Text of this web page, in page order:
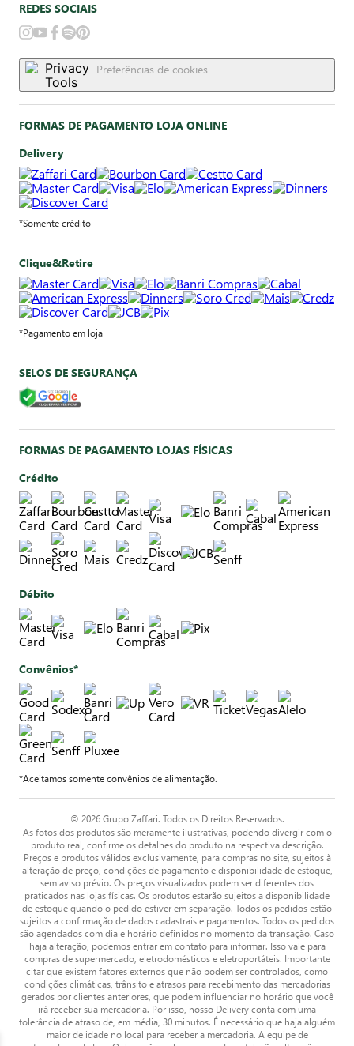
REDES SOCIAIS
Preferências de cookies
FORMAS DE PAGAMENTO LOJA ONLINE
Delivery
*Somente crédito
Clique&Retire
*Pagamento em loja
SELOS DE SEGURANÇA
FORMAS DE PAGAMENTO LOJAS FÍSICAS
Crédito
Débito
Convênios*
*Aceitamos somente convênios de alimentação.
© 2026 Grupo Zaffari. Todos os Direitos Reservados.
As fotos dos produtos são meramente ilustrativas, podendo divergir com o
produto real, confirme os detalhes do produto na respectiva descrição.
Preços e produtos válidos exclusivamente, para compras no site, sujeitos à
alteração de preço, condições de pagamento e disponibilidade de estoque,
sem aviso prévio. Os preços visualizados podem ser diferentes dos
praticados nas lojas físicas. Os produtos estarão sujeitos a disponibilidade
de estoque quando o pedido estiver em separação. Todos os pedidos estão
sujeitos a confirmação de dados cadastrais e pagamentos. Todos os pedidos
são agendados com dia e horário definidos no momento da transação. Caso
haja alteração, podemos entrar em contato para informar. Isso vale para
compras de supermercado, eletrodomésticos e eletroportáteis. Importante
citar que existem fatores externos que não podem ser controlados, como
condições climáticas, trânsito e atrasos para recebimento das mercadorias
gerados por clientes anteriores, que podem influenciar no horário que você
irá receber sua mercadoria. Por isso, nosso Delivery conta com uma
tolerância de atraso de, em média, 30 minutos. É necessário que haja alguém
maior de idade no local para receber a mercadoria. A equipe de